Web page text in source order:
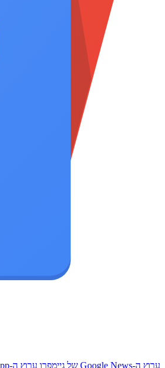
ערוץ ה-Google News של גיימפרו ערוץ ה-WhatsApp של גיימפרו